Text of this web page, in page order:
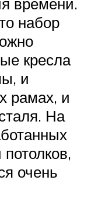
набор
кресла
и
рамах, и
На
очень